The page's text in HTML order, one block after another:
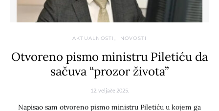
AKTUALNOSTI NOVOSTI
Otvoreno pismo ministru Piletiću da
sačuva “prozor života”
12. veljače 2025.
Napisao sam otvoreno pismo ministru Piletiću u kojem ga